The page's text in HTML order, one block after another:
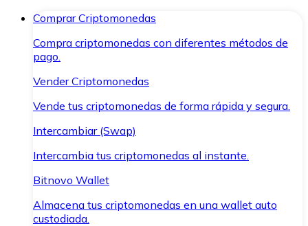
Comprar Criptomonedas
Compra criptomonedas con diferentes métodos de
pago.
Vender Criptomonedas
Vende tus criptomonedas de forma rápida y segura.
Intercambiar (Swap)
Intercambia tus criptomonedas al instante.
Bitnovo Wallet
Almacena tus criptomonedas en una wallet auto
custodiada.